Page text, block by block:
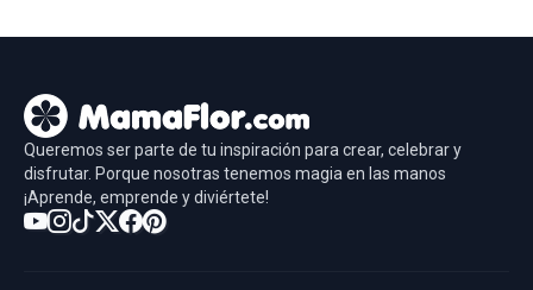
Queremos ser parte de tu inspiración para crear, celebrar y
disfrutar. Porque nosotras tenemos magia en las manos
¡Aprende, emprende y diviértete!